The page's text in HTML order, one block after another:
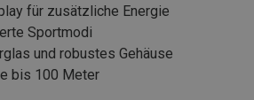
für zusätzliche Energie
Sportmodi
und robustes Gehäuse
bis 100 Meter